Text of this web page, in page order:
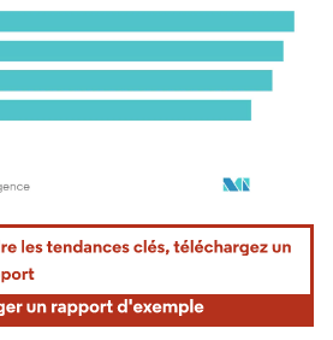
réutilisation nécessite une attribution sous CC BY